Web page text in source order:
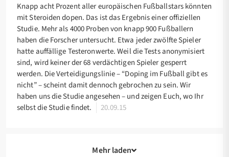
Knapp acht Prozent aller europäischen Fußballstars könnten
mit Steroiden dopen. Das ist das Ergebnis einer offiziellen
Studie. Mehr als 4000 Proben von knapp 900 Fußballern
haben die Forscher untersucht. Etwa jeder zwölfte Spieler
hatte auffällige Testeronwerte. Weil die Tests anonymisiert
sind, wird keiner der 68 verdächtigen Spieler gesperrt
werden. Die Verteidigungslinie – “Doping im Fußball gibt es
nicht” – scheint damit dennoch gebrochen zu sein. Wir
haben uns die Studie angesehen – und zeigen Euch, wo Ihr
selbst die Studie findet.
20.09.15
Mehr laden